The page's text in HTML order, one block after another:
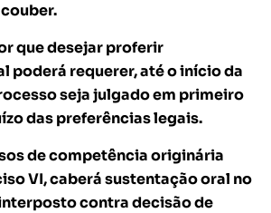
que desejar proferir
poderá requerer, até o início da
seja julgado em primeiro
das preferências legais.
de competência originária
VI, caberá sustentação oral no
contra decisão de